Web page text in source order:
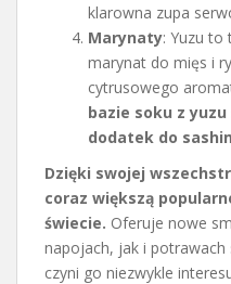
klarowna zupa
Marynaty: Yuzu to
marynat do mięs i
cytrusowego
bazie soku z
dodatek do
Dzięki swojej
coraz większą
świecie. Oferuje nowe
napojach, jak i potrawach
czyni go niezwykle